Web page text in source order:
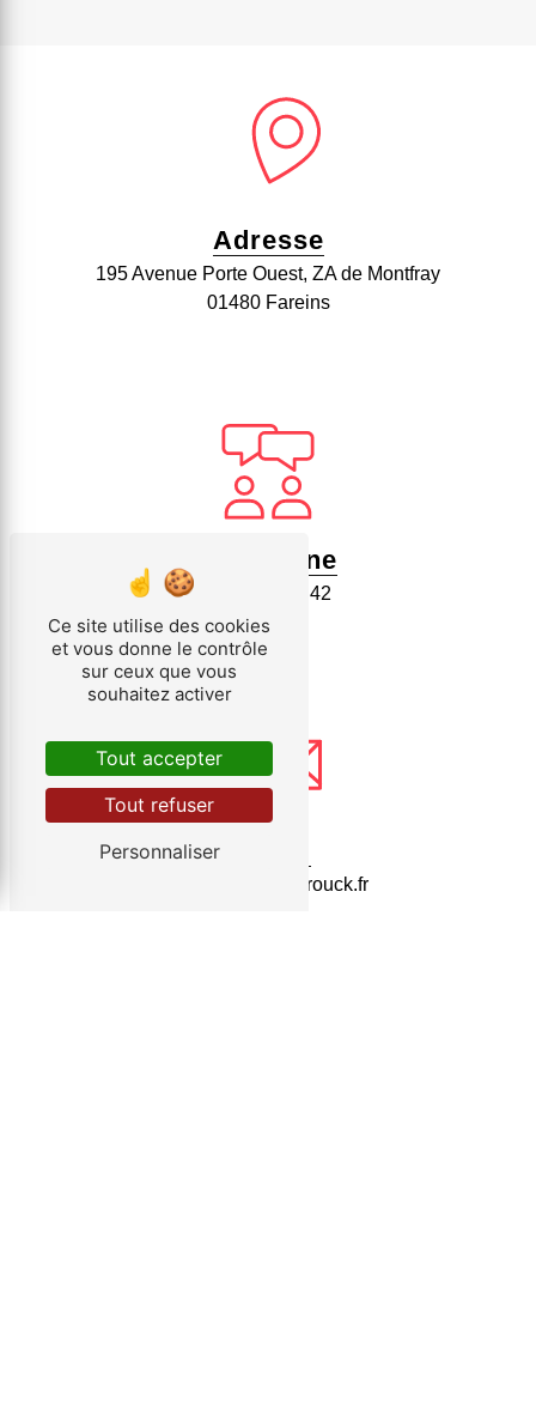
Adresse
195 Avenue Porte Ouest, ZA de Montfray
01480 Fareins
Téléphone
04 74 62 98 42
bisbrouck@bisbrouck.fr
Ce site utilise des cookies
et vous donne le contrôle
sur ceux que vous
souhaitez activer
Tout accepter
Tout refuser
Personnaliser